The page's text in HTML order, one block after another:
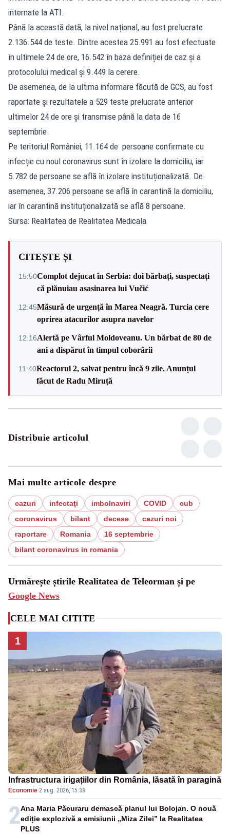
internate la ATI.
Până la această dată, la nivel național, au fost prelucrate
2.136.544 de teste. Dintre acestea 25.991 au fost efectuate
în ultimele 24 de ore, 16.542 în baza definiției de caz și a
protocolului medical și 9.449 la cerere.
De asemenea, de la ultima informare făcută de GCS, au fost
raportate și rezultatele a 529 teste prelucrate anterior
ultimelor 24 de ore și transmise până la data de 16
septembrie.
Pe teritoriul României, 11.164 de persoane confirmate cu
infecție cu noul coronavirus sunt în izolare la domiciliu, iar
5.782 de persoane se află în izolare instituționalizată. De
asemenea, 37.206 persoane se află în carantină la domiciliu,
iar în carantină instituționalizată se află 8 persoane.
Sursa: Realitatea de Realitatea Medicala
CITEȘTE ȘI
15:50Complot dejucat în Serbia: doi bărbați, suspectați
că plănuiau asasinarea lui Vučić
12:45Măsură de urgență în Marea Neagră. Turcia cere
oprirea atacurilor asupra navelor
12:16Alertă pe Vârful Moldoveanu. Un bărbat de 80 de
ani a dispărut în timpul coborârii
11:40Reactorul 2, salvat pentru încă 9 zile. Anunțul
făcut de Radu Miruță
Distribuie articolul
Mai multe articole despre
cazuri infectaţi imbolnaviri COVID
cub
coronavirus
bilant decese
cazuri noi
raportare
Romania
16 septembrie
bilant coronavirus in romania
Urmărește știrile Realitatea de Teleorman și pe
Google News
CELE MAI CITITE
1
Infrastructura irigațiilor din România, lăsată în paragină
Economie·2 aug. 2026, 15:38
2Ana Maria Păcuraru demască planul lui Bolojan. O nouă
ediție explozivă a emisiunii „Miza Zilei” la Realitatea
PLUS